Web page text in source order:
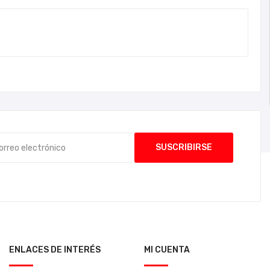
ENLACES DE INTERÉS MI CUENTA